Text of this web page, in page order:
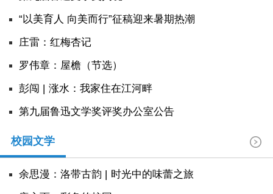
“以美育人 向美而行”征稿迎来暑期热潮
庄雷：红梅杏记
罗伟章：屋檐（节选）
彭闯 | 涨水：我家住在江河畔
第九届鲁迅文学奖评奖办公室公告
校园文学
余思漫：洛带古韵 | 时光中的味蕾之旅